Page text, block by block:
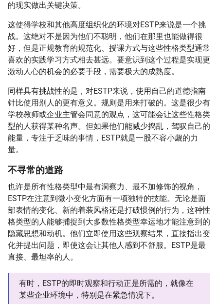
的现实做出关键决策。
这使得学校和其他高度组织化的环境对ESTP来说是一个挑
战。这绝对不是因为他们不聪明，他们在那里也能做得很
好，但是正规教育的规范化、授课方式与这些性格类型通常
喜欢的实践学习方式相去甚远。要意识到这个过程是实现更
激动人心的机会的必要手段，需要极大的成熟度。
同样具有挑战性的是，对ESTP来说，使用自己的道德指南
针比使用别人的更有意义。规则是用来打破的。这是很少有
学校教师或企业主管会同意的观点，这可能会让这些性格类
型的人获得某种名声。但如果他们能减少捣乱，驾驭自己的
能量，专注于乏味的事情，ESTP就是一股不容小觑的力
量。
不寻常的道路
也许是所有性格类型中最有洞察力、最不加修饰的视角，
ESTP在注意到微小变化方面有一项独特的技能。无论是面
部表情的变化、新的着装风格还是打破惯例的行为，这种性
格类型的人能够捕捉到大多数性格类型幸运地才能注意到的
隐藏思想和动机。他们立即使用这些观察结果，直接指出变
化并提出问题，即使这会让其他人感到不舒服。ESTP是最
直接、最坦率的人。
有时，ESTP的即时观察和行动正是所需的，就像在
某些企业环境中，特别是在紧急情况下。